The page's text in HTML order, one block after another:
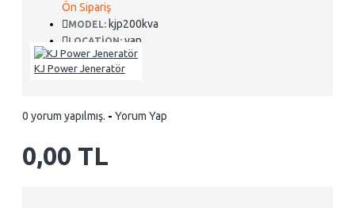
Ön Sipariş
MODEL: kjp200kva
LOCATION: van
KJ Power Jeneratör
0 yorum yapılmış. - Yorum Yap
0,00 TL